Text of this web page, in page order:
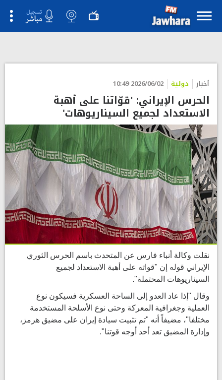
أخبار دولية 2026/06/02 10:49
الحرس الإيراني: 'قوّاتنا على أهبة
الاستعداد لجميع السيناريوهات'
نقلت وكالة أنباء فارس عن المتحدث باسم الحرس الثوري
الإيراني قوله إن "قواته على أهبة الاستعداد لجميع
السيناريوهات المحتملة".
وقال "إذا عاد العدو إلى الساحة العسكرية فسيكون نوع
العملية وجغرافية المعركة وحتى نوع الأسلحة المستخدمة
مختلفا"، مضيفاً أنه "تم تثبيت سيادة إيران على مضيق هرمز،
وإدارة المضيق تعد أحد أوجه قوتنا".